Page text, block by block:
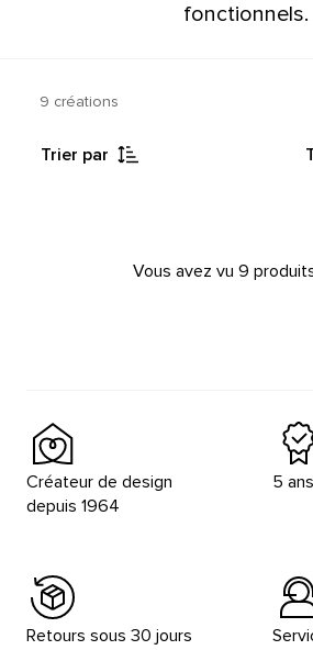
fonctionnels.
9 créations
Trier par
Vous avez vu 9
Créateur de design
depuis 1964
5
Retours sous 30 jours